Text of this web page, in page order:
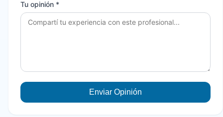
Tu opinión *
Enviar Opinión